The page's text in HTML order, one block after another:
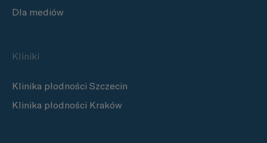
Dla mediów
Kliniki
Klinika płodności Szczecin
Klinika płodności Kraków